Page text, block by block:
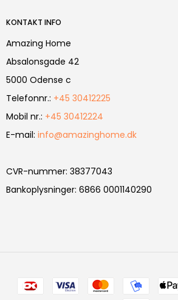
KONTAKT INFO
Amazing Home
Absalonsgade 42
5000 Odense c
Telefonnr.: +45 30412225
Mobil nr.: +45 30412224
E-mail: info@amazinghome.dk
CVR-nummer: 38377043
Bankoplysninger: 6866 0001140290